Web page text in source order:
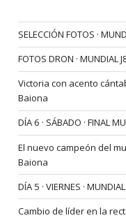
SELECCIÓN FOTOS ·
FOTOS DRON · MUNDIAL
Victoria con acento
Baiona
DÍA 6 · SÁBADO · FINAL
El nuevo campeón del
Baiona
DÍA 5 · VIERNES ·
Cambio de líder en la